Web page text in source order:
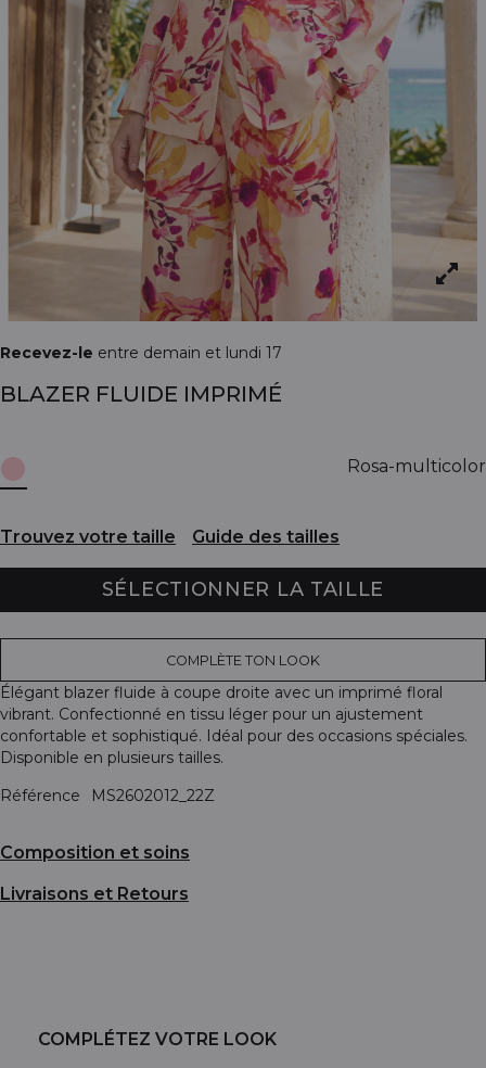
Recevez-le entre demain et lundi 17
BLAZER FLUIDE IMPRIMÉ
Rosa-multicolor
Trouvez votre taille Guide des tailles
SÉLECTIONNER LA TAILLE
COMPLÈTE TON LOOK
Élégant blazer fluide à coupe droite avec un imprimé floral
vibrant. Confectionné en tissu léger pour un ajustement
confortable et sophistiqué. Idéal pour des occasions spéciales.
Disponible en plusieurs tailles.
Référence
MS2602012_22Z
Composition et soins
Livraisons et Retours
COMPLÉTEZ VOTRE LOOK